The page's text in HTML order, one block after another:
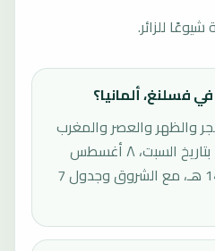
للزائر.
فسلنغ، ألمانيا؟
والظهر والعصر والمغرب
والعشاء في فسلنغ، ألمانيا بتاريخ السبت، ٨ أغسطس
٢٠٢٦ الموافق 25 صفر 1448 هـ، مع الشروق وجدول 7